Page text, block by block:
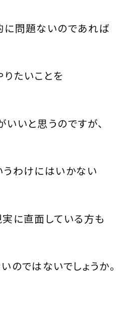
に問題ないのであれば
たいことを
いと思うのですが、
うわけにはいかない
に直面している方も
のではないでしょうか。